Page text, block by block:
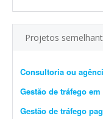
Projetos
Gestão de tráfego
Gestão de tráfego